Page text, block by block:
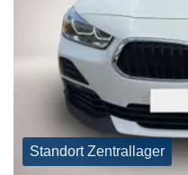
Standort Zentrallager